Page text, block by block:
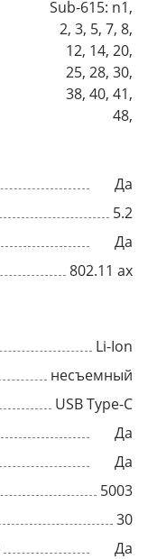
Sub-615: n1,
2, 3, 5, 7, 8,
12, 14, 20,
25, 28, 30,
38, 40, 41,
48,
Да
5.2
Да
802.11 ax
Li-Ion
несъемный
USB Type-C
Да
Да
5003
30
Да